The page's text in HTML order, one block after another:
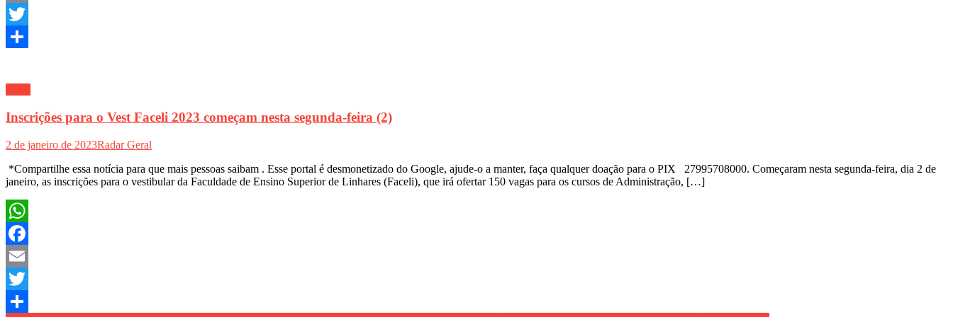
Email
Twitter
Inscrições para o Vest Faceli 2023 começam nesta segunda-feira (2)
2 de janeiro de 2023Radar Geral
*Compartilhe essa notícia para que mais pessoas saibam . Esse portal é desmonetizado do Google, ajude-o a manter, faça qualquer doação para o PIX 27995708000. Começaram nesta segunda-feira, dia 2 de
janeiro, as inscrições para o vestibular da Faculdade de Ensino Superior de Linhares (Faceli), que irá ofertar 150 vagas para os cursos de Administração, […]
WhatsApp
Facebook
Email
Twitter